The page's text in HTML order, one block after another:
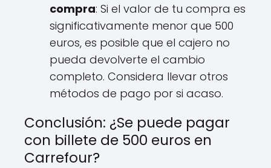
compra: Si el valor de tu compra es
significativamente menor que 500
euros, es posible que el cajero no
pueda devolverte el cambio
completo. Considera llevar otros
métodos de pago por si acaso.
Conclusión: ¿Se puede pagar
con billete de 500 euros en
Carrefour?